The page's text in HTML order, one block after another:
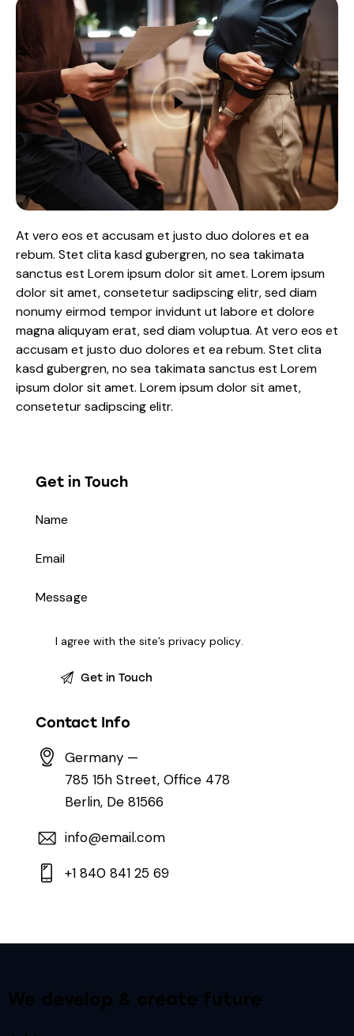
At vero eos et accusam et justo duo dolores et ea
rebum. Stet clita kasd gubergren, no sea takimata
sanctus est Lorem ipsum dolor sit amet. Lorem ipsum
dolor sit amet, consetetur sadipscing elitr, sed diam
nonumy eirmod tempor invidunt ut labore et dolore
magna aliquyam erat, sed diam voluptua. At vero eos et
accusam et justo duo dolores et ea rebum. Stet clita
kasd gubergren, no sea takimata sanctus est Lorem
ipsum dolor sit amet. Lorem ipsum dolor sit amet,
consetetur sadipscing elitr.
Get in Touch
I agree with the site’sprivacy policy.
Contact Info
Germany —
785 15h Street, Office 478
Berlin, De 81566
info@email.com
+1 840 841 25 69